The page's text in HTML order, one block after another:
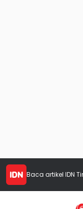
Baca artikel IDN